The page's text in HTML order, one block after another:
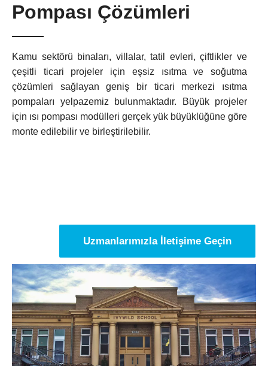
Pompası Çözümleri
Kamu sektörü binaları, villalar, tatil evleri, çiftlikler ve
çeşitli ticari projeler için eşsiz ısıtma ve soğutma
çözümleri sağlayan geniş bir ticari merkezi ısıtma
pompaları yelpazemiz bulunmaktadır. Büyük projeler
için ısı pompası modülleri gerçek yük büyüklüğüne göre
monte edilebilir ve birleştirilebilir.
Uzmanlarımızla İletişime Geçin